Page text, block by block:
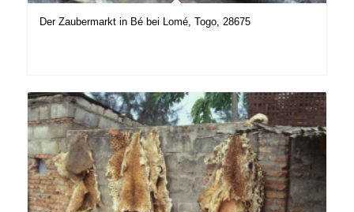
Der Zaubermarkt in Bé bei Lomé, Togo, 28675